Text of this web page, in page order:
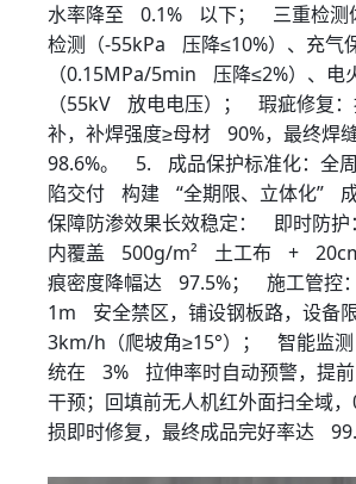
水率降至 0.1% 以下； 三重检测
检测（-55kPa 压降≤10%）、充气
（0.15MPa/5min 压降≤2%）、电
（55kV 放电电压）； 瑕疵修复
补，补焊强度≥母材 90%，最终焊
98.6%。 5. 成品保护标准化：全
陷交付 构建 “全期限、立体化” 成
保障防渗效果长效稳定： 即时防
内覆盖 500g/m² 土工布 +
痕密度降幅达 97.5%； 施工管控
1m 安全禁区，铺设钢板路，设备
3km/h（爬坡角≥15°）； 智能监测
统在 3% 拉伸率时自动预警，提
干预；回填前无人机红外面扫全域
损即时修复，最终成品完好率达